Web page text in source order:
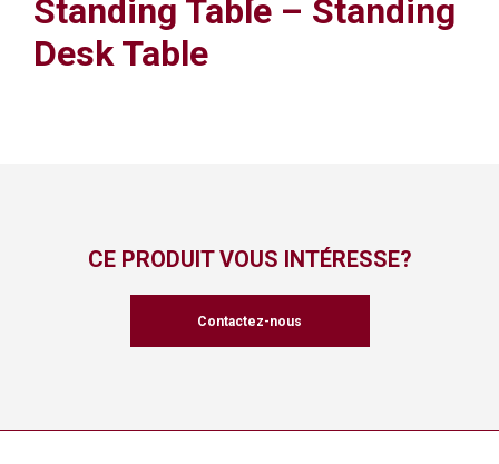
Standing Table – Standing
Desk Table
CE PRODUIT VOUS INTÉRESSE?
Contactez-nous